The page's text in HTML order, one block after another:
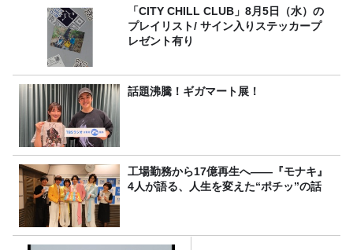
「CITY CHILL CLUB」8月5日（水）の
プレイリスト/ サイン入りステッカープ
レゼント有り
話題沸騰！ギガマート展！
工場勤務から17億再生へ——『モナキ』
4人が語る、人生を変えた“ポチッ”の話